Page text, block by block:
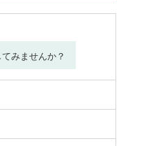
みませんか？